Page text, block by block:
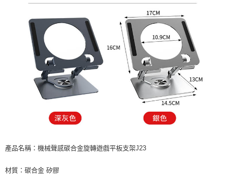
產品名稱：機械聲感碳合金旋轉遊戲平板支架J23
材質：碳合金 矽膠